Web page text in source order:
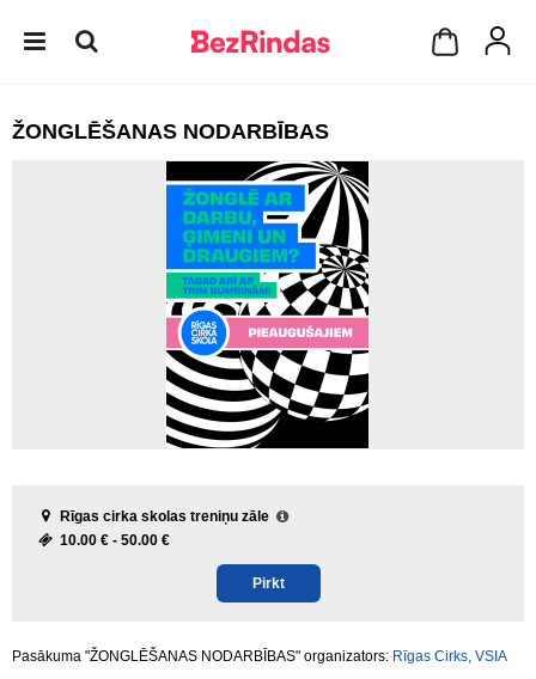
ŽONGLĒŠANAS NODARBĪBAS
Rīgas cirka skolas treniņu zāle
10.00 € - 50.00 €
Pirkt
Pasākuma "ŽONGLĒŠANAS NODARBĪBAS" organizators: Rīgas Cirks, VSIA